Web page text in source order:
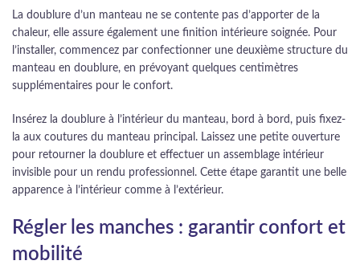
La doublure d’un manteau ne se contente pas d’apporter de la
chaleur, elle assure également une finition intérieure soignée. Pour
l’installer, commencez par confectionner une deuxième structure du
manteau en doublure, en prévoyant quelques centimètres
supplémentaires pour le confort.
Insérez la doublure à l’intérieur du manteau, bord à bord, puis fixez-
la aux coutures du manteau principal. Laissez une petite ouverture
pour retourner la doublure et effectuer un assemblage intérieur
invisible pour un rendu professionnel. Cette étape garantit une belle
apparence à l’intérieur comme à l’extérieur.
Régler les manches : garantir confort et
mobilité